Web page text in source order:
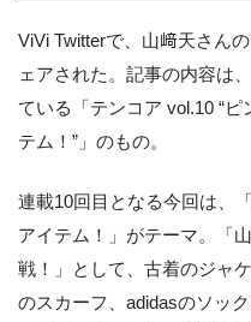
ViVi Twitterで、山﨑天さん
ェアされた。記事の内容は
ている「テンコア vol.10 “
テム！”」のもの。
連載10回目となる今回は、
アイテム！」がテーマ。「
戦！」として、古着のジャ
のスカーフ、adidasのソッ